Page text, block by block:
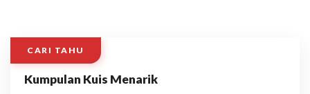
CARI TAHU
Kumpulan Kuis Menarik